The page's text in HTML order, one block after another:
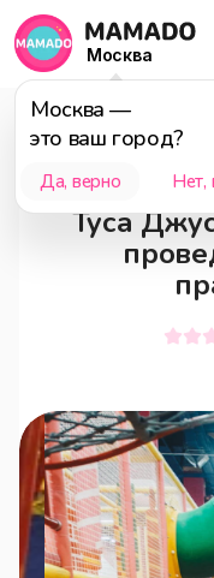
Москва
Москва —
это ваш город?
Да, верно Нет,
Туса